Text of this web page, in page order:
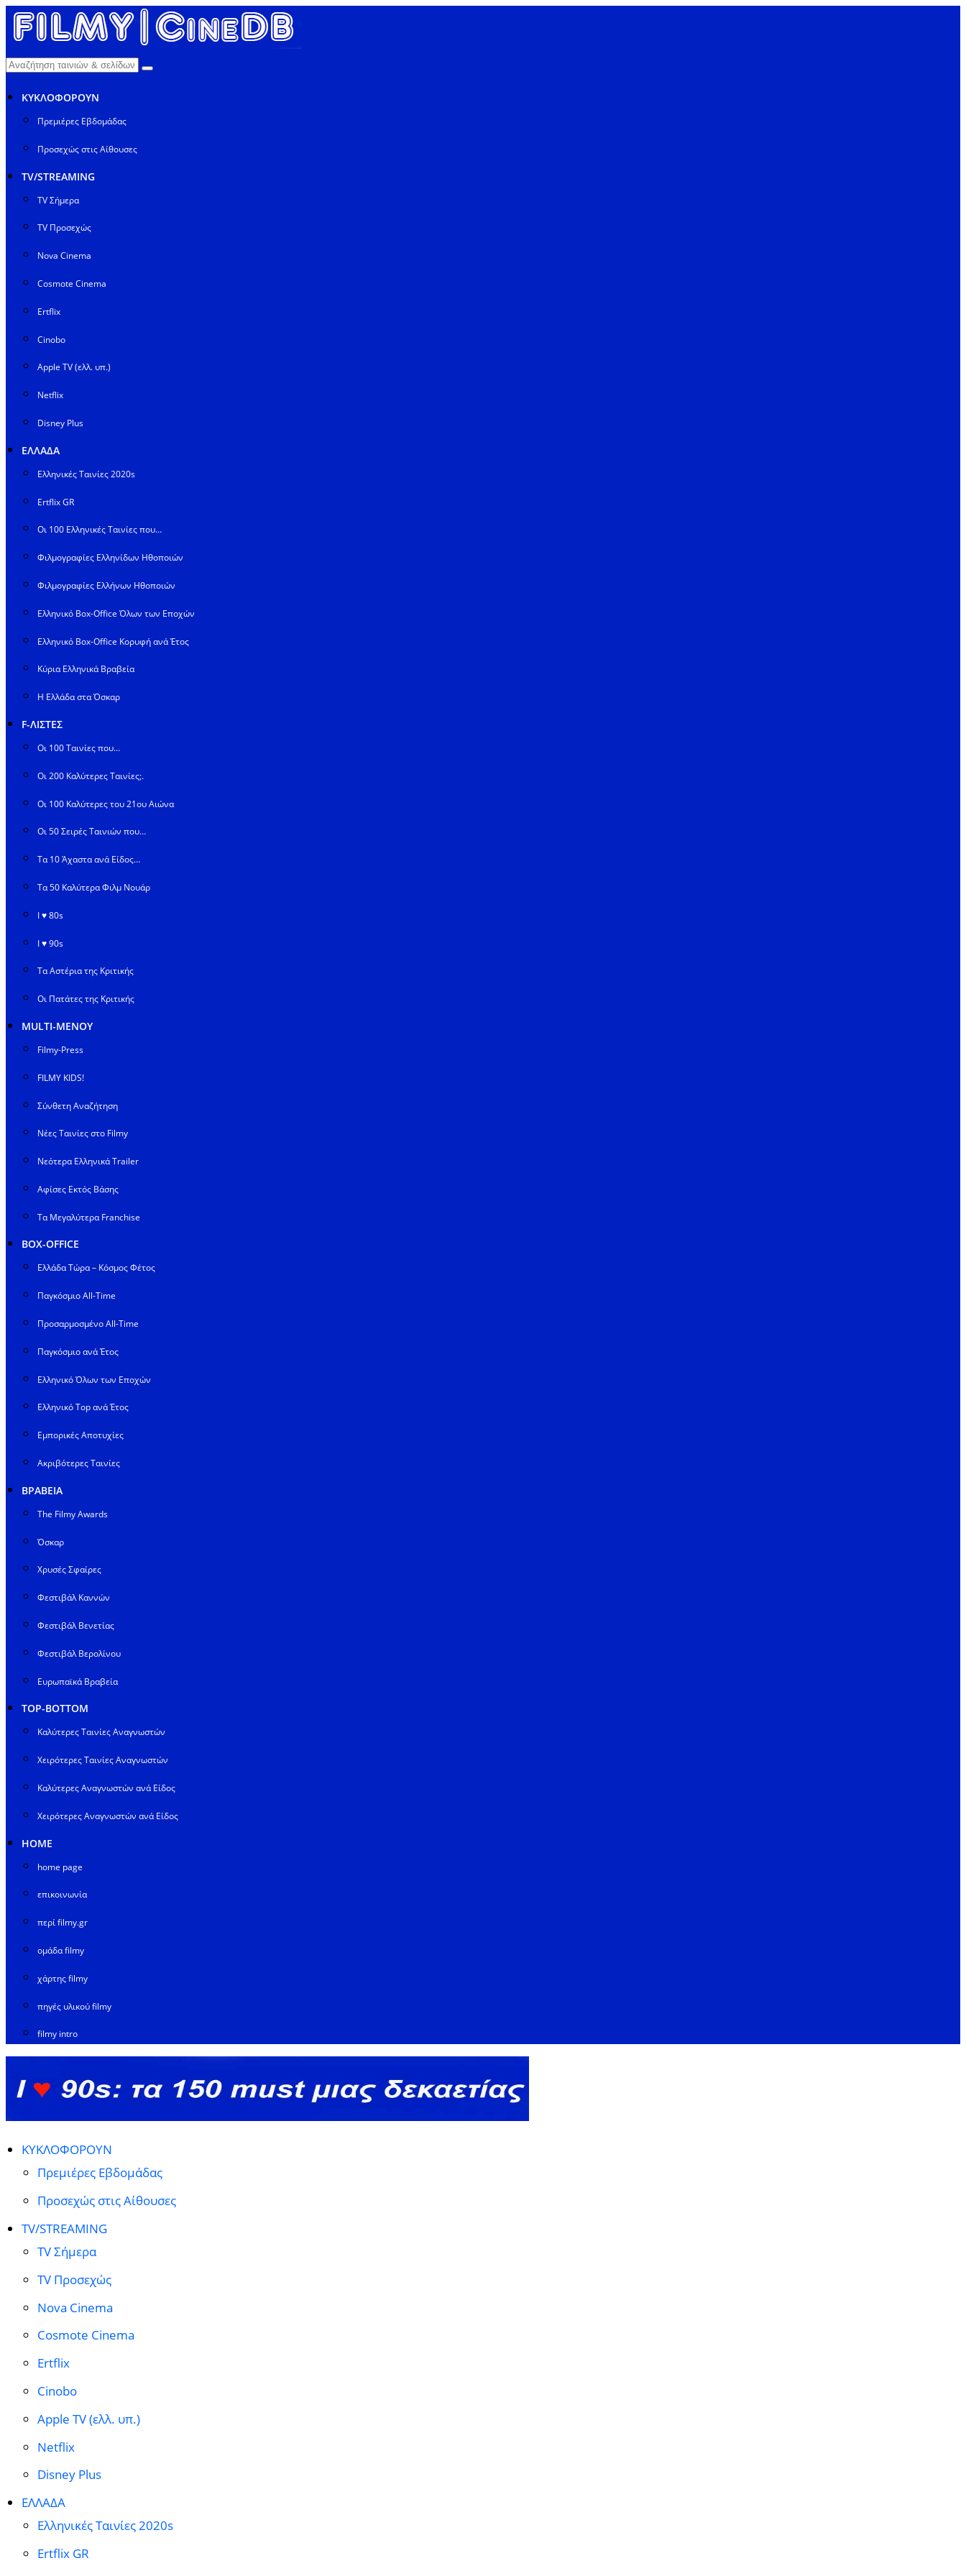
ΚΥΚΛΟΦΟΡΟΥΝ
Πρεμιέρες Εβδομάδας
Προσεχώς στις Αίθουσες
TV/STREAMING
TV Σήμερα
TV Προσεχώς
Nova Cinema
Cosmote Cinema
Ertflix
Cinobo
Apple TV (ελλ. υπ.)
Netflix
Disney Plus
ΕΛΛΑΔΑ
Ελληνικές Ταινίες 2020s
Ertflix GR
Οι 100 Ελληνικές Ταινίες που…
Φιλμογραφίες Ελληνίδων Ηθοποιών
Φιλμογραφίες Ελλήνων Ηθοποιών
Ελληνικό Box-Office Όλων των Εποχών
Ελληνικό Box-Office Κορυφή ανά Έτος
Κύρια Ελληνικά Βραβεία
Η Ελλάδα στα Όσκαρ
F-ΛΙΣΤΕΣ
Οι 100 Ταινίες που…
Οι 200 Καλύτερες Ταινίες;.
Οι 100 Καλύτερες του 21ου Αιώνα
Οι 50 Σειρές Ταινιών που…
Τα 10 Άχαστα ανά Είδος…
Τα 50 Καλύτερα Φιλμ Νουάρ
I ♥ 80s
I ♥ 90s
Τα Αστέρια της Κριτικής
Οι Πατάτες της Κριτικής
MULTI-ΜΕΝΟΥ
Filmy-Press
FILMY KIDS!
Σύνθετη Αναζήτηση
Νέες Ταινίες στο Filmy
Νεότερα Ελληνικά Trailer
Αφίσες Εκτός Βάσης
Τα Μεγαλύτερα Franchise
BOX-OFFICE
Ελλάδα Τώρα – Κόσμος Φέτος
Παγκόσμιο All-Time
Προσαρμοσμένο All-Time
Παγκόσμιο ανά Έτος
Ελληνικό Όλων των Εποχών
Ελληνικό Top ανά Έτος
Εμπορικές Αποτυχίες
Ακριβότερες Ταινίες
ΒΡΑΒΕΙΑ
The Filmy Awards
Όσκαρ
Χρυσές Σφαίρες
Φεστιβάλ Καννών
Φεστιβάλ Βενετίας
Φεστιβάλ Βερολίνου
Ευρωπαϊκά Βραβεία
TOP-BOTTOM
Καλύτερες Ταινίες Αναγνωστών
Χειρότερες Ταινίες Αναγνωστών
Καλύτερες Αναγνωστών ανά Είδος
Χειρότερες Αναγνωστών ανά Είδος
HOME
home page
επικοινωνία
περί filmy.gr
ομάδα filmy
χάρτης filmy
πηγές υλικού filmy
filmy intro
ΚΥΚΛΟΦΟΡΟΥΝ
Πρεμιέρες Εβδομάδας
Προσεχώς στις Αίθουσες
TV/STREAMING
TV Σήμερα
TV Προσεχώς
Nova Cinema
Cosmote Cinema
Ertflix
Cinobo
Apple TV (ελλ. υπ.)
Netflix
Disney Plus
ΕΛΛΑΔΑ
Ελληνικές Ταινίες 2020s
Ertflix GR